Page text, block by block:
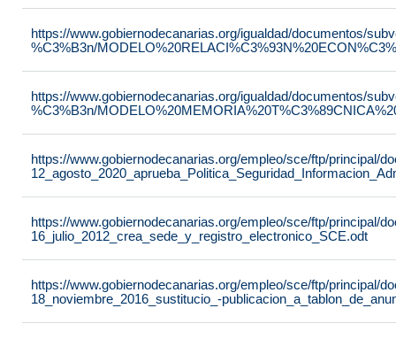
https://www.gobiernodecanarias.org/igualdad/documentos/
%C3%B3n/
https://www.gobiernodecanarias.org/igualdad/documentos/
%C3%B3n/
https://www.gobiernodecanarias.org/empleo/sce/ftp/principal/
https://www.gobiernodecanarias.org/empleo/sce/ftp/principal/
16_julio_2012_crea_sede_y_registro_electronico_SCE.odt
https://www.gobiernodecanarias.org/empleo/sce/ftp/principal/
18_noviembre_2016_sustitucio_-